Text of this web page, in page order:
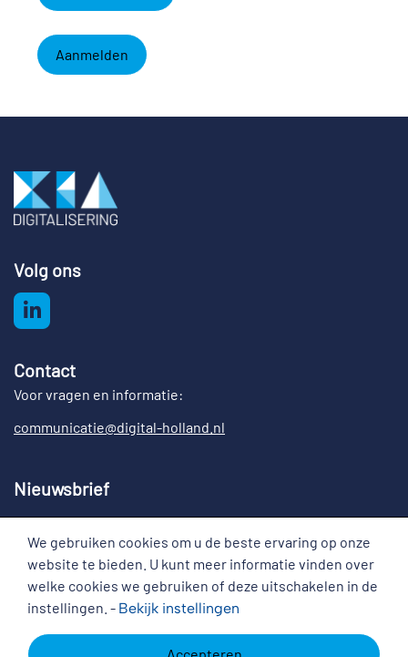
Cookies
We gebruiken cookies om u de beste ervaring op onze
website te bieden. U kunt meer informatie vinden over
welke cookies we gebruiken of deze uitschakelen in de
instellingen. - Bekijk instellingen
Aanmelden
Volg ons
Contact
Voor vragen en informatie:
communicatie@digital-holland.nl
Nieuwsbrief
Meld u aan voor de nieuwsbrief Digital Holland
Disclaimer Cookies